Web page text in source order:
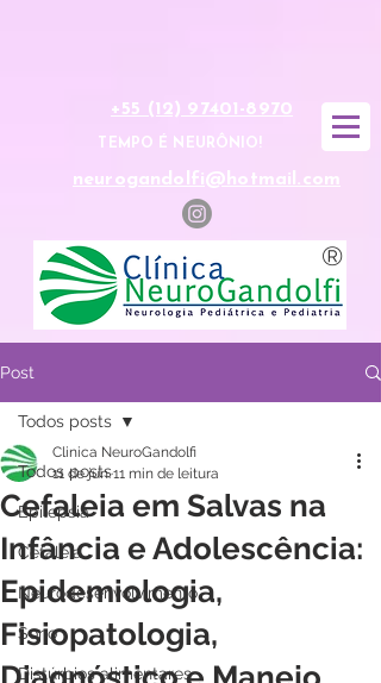
TEMPO É NEURÔNIO!
+55 (12) 97401-8970
neurogandolfi@hotmail.com
®
Post
Todos posts
Epilepsia
Cefaleia
Neurodesenvolvimento
Sono
Distúrbios alimentares
Todos posts
Cefaleia em Salvas na
Infância e Adolescência:
Epidemiologia,
Fisiopatologia,
Clinica NeuroGandolfi
11 de jun.11 min de leitura